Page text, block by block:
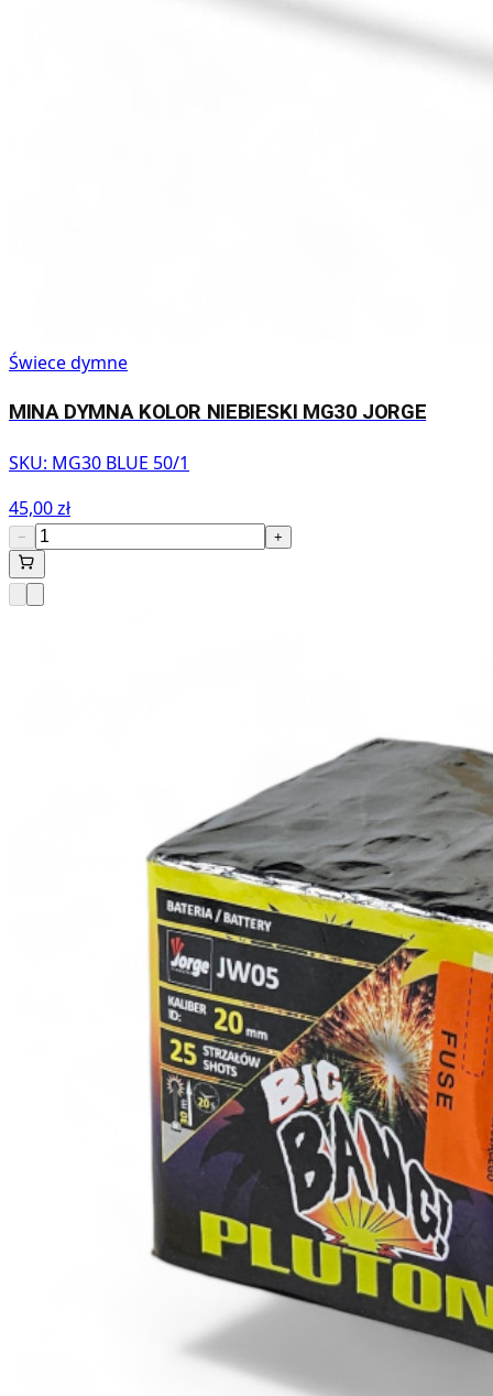
Świece dymne
MINA DYMNA KOLOR NIEBIESKI MG30 JORGE
SKU: MG30 BLUE 50/1
45,00 zł
− +